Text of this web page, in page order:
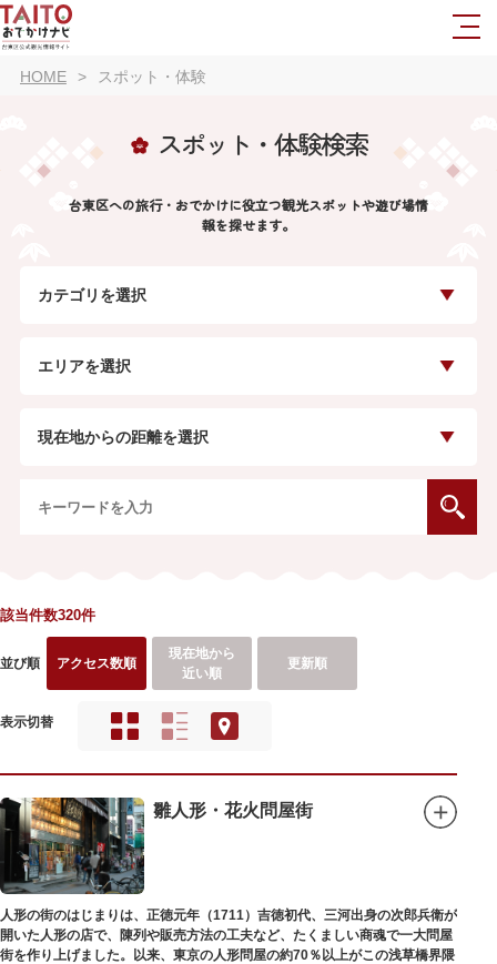
HOME スポット・体験
スポット・体験検索
台東区への旅行・おでかけに役立つ観光スポットや遊び場情
報を探せます。
カテゴリを選択
エリアを選択
現在地からの距離を選択
該当件数320件
並び順 アクセス数順
現在地から
近い順
更新順
表示切替
雛人形・花火問屋街
人形の街のはじまりは、正徳元年（1711）吉徳初代、三河出身の次郎兵衛が
開いた人形の店で、陳列や販売方法の工夫など、たくましい商魂で一大問屋
街を作り上げました。以来、東京の人形問屋の約70％以上がこの浅草橋界隈